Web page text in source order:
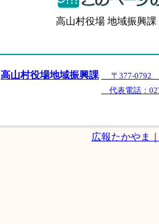
高山村役場 地域振興
高山村役場地域振興課
〒377-0792
代表電話：
広報たかやま